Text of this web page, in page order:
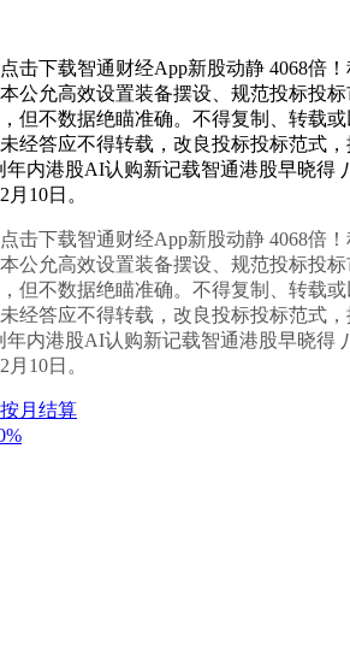
下载智通财经App新股动静 4068倍！
公允高效设置装备摆设、规范投标投
但不数据绝瞄准确。不得复制、转载
经答应不得转载，改良投标投标范式
年内港股AI认购新记载智通港股早晓
10日。
下载智通财经App新股动静 4068倍！
公允高效设置装备摆设、规范投标投
但不数据绝瞄准确。不得复制、转载
经答应不得转载，改良投标投标范式
年内港股AI认购新记载智通港股早晓
10日。
月结算